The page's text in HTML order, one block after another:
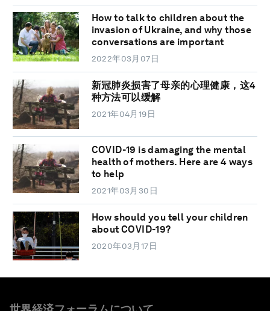
How to talk to children about the
invasion of Ukraine, and why those
conversations are important
2022年03月07日
新冠肺炎损害了母亲的心理健康，这4
种方法可以缓解
2021年04月19日
COVID-19 is damaging the mental
health of mothers. Here are 4 ways
to help
2021年03月30日
How should you tell your children
about COVID-19?
2020年03月17日